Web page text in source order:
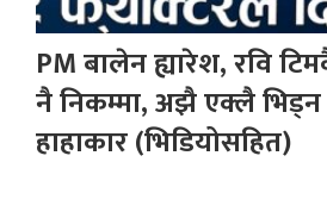
PM बालेन ह्यारेश, रवि
नै निकम्मा, अझै एक्लै
हाहाकार (भिडियोसहित)